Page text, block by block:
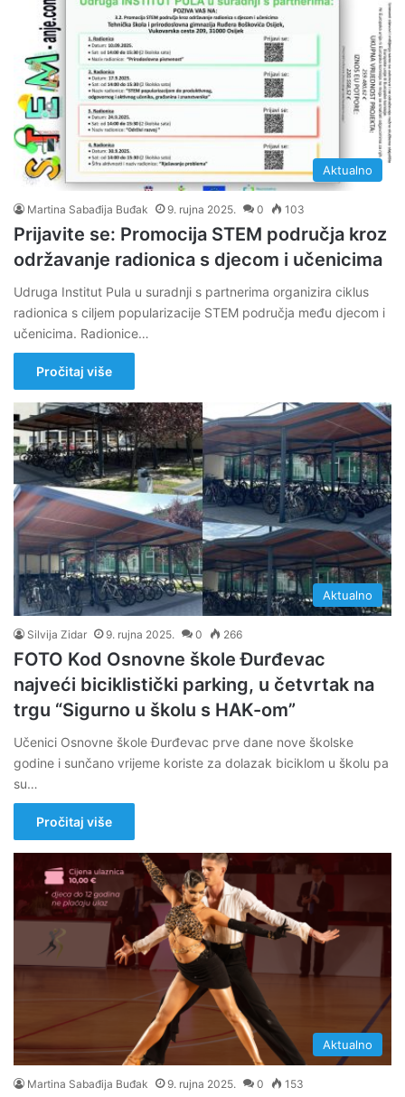
Aktualno
Martina Sabađija Buđak 9. rujna 2025. 0 103
Prijavite se: Promocija STEM područja kroz
održavanje radionica s djecom i učenicima
Udruga Institut Pula u suradnji s partnerima organizira ciklus
radionica s ciljem popularizacije STEM područja među djecom i
učenicima. Radionice…
Pročitaj više
Aktualno
Silvija Zidar 9. rujna 2025. 0 266
FOTO Kod Osnovne škole Đurđevac
najveći biciklistički parking, u četvrtak na
trgu “Sigurno u školu s HAK-om”
Učenici Osnovne škole Đurđevac prve dane nove školske
godine i sunčano vrijeme koriste za dolazak biciklom u školu pa
su…
Pročitaj više
Aktualno
Martina Sabađija Buđak 9. rujna 2025. 0 153